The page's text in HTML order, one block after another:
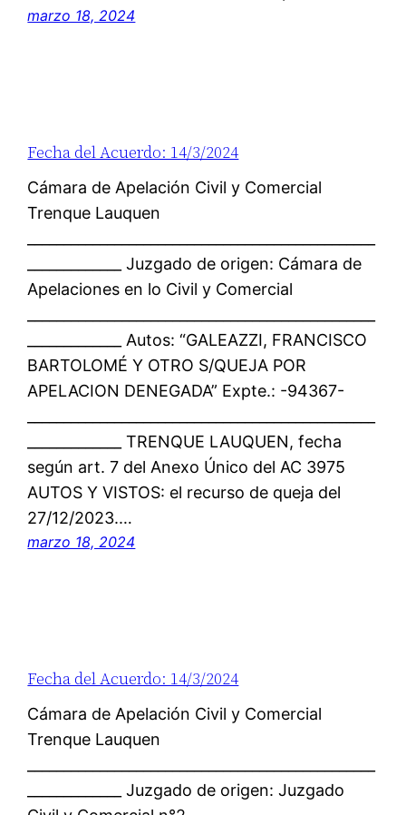
marzo 18, 2024
Fecha del Acuerdo: 14/3/2024
Cámara de Apelación Civil y Comercial
Trenque Lauquen
_____________ Juzgado de origen: Cámara de
Apelaciones en lo Civil y Comercial
_____________ Autos: “GALEAZZI, FRANCISCO
BARTOLOMÉ Y OTRO S/QUEJA POR
APELACION DENEGADA” Expte.: -94367-
_____________ TRENQUE LAUQUEN, fecha
según art. 7 del Anexo Único del AC 3975
AUTOS Y VISTOS: el recurso de queja del
27/12/2023.…
marzo 18, 2024
Fecha del Acuerdo: 14/3/2024
Cámara de Apelación Civil y Comercial
Trenque Lauquen
_____________ Juzgado de origen: Juzgado